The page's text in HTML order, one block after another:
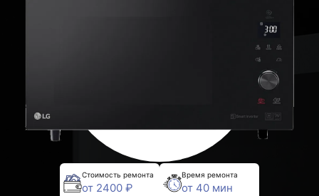
Стоимость ремонта
от 2400 ₽
Время ремонта
от 40 мин